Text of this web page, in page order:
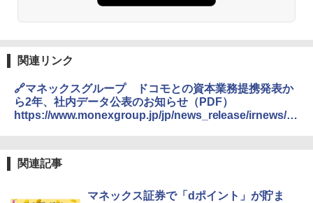
関連リンク
🔗マネックスグループ ドコモとの資本業務提携発表か
ら2年、社内データ公表のお知らせ（PDF）
https://www.monexgroup.jp/jp/news_release/irnews/a
関連記事
マネックス証券で「dポイント」が貯ま